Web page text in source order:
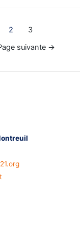
2
3
suivante →